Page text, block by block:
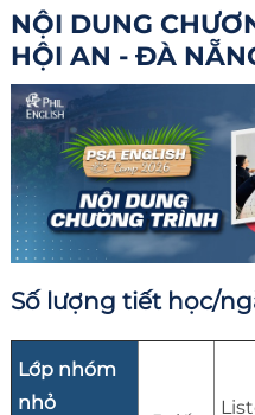
NỘI DUNG
HỘI AN - ĐÀ
Số lượng tiết học/
Lớp nhóm
nhỏ